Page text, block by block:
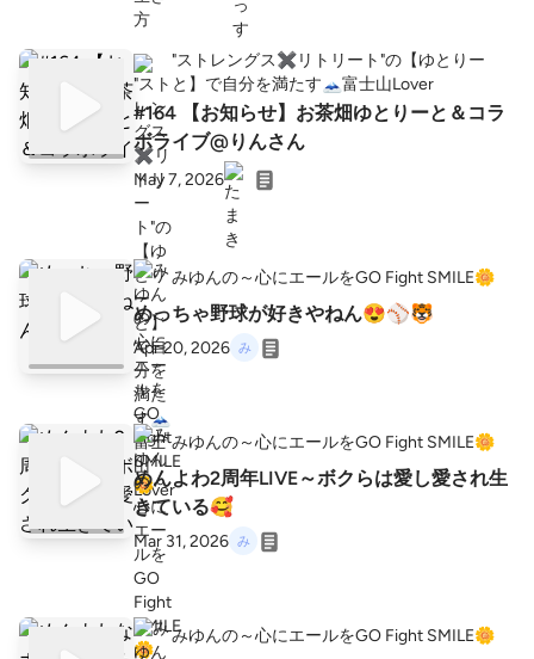
"ストレングス✖️リトリート"の【ゆとりー
と】で自分を満たす🗻富士山Lover
#164 【お知らせ】お茶畑ゆとりーと＆コラ
ボライブ@りんさん
May 7, 2026
みゆんの～心にエールをGO Fight SMILE🌼
めっちゃ野球が好きやねん😍⚾️🐯
Apr 20, 2026
みゆんの～心にエールをGO Fight SMILE🌼
めんよわ2周年LIVE～ボクらは愛し愛され生
きている🥰
Mar 31, 2026
みゆんの～心にエールをGO Fight SMILE🌼